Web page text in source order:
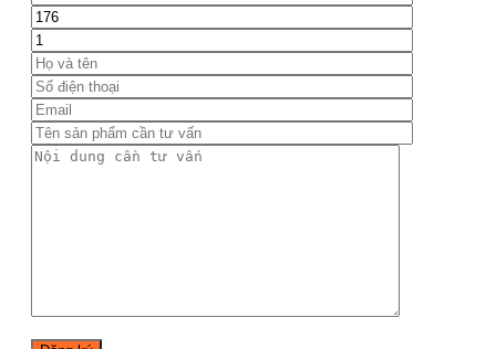
0
Chưa có sản phẩm trong giỏ hàng.
Tìm
kiếm:
0